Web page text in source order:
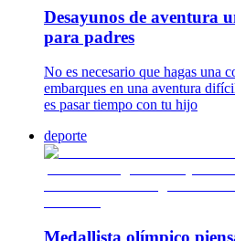
Desayunos de aventura
para padres
No es necesario que hagas una
embarques en una aventura
es pasar tiempo con tu hijo
deporte
Medallista olímpico